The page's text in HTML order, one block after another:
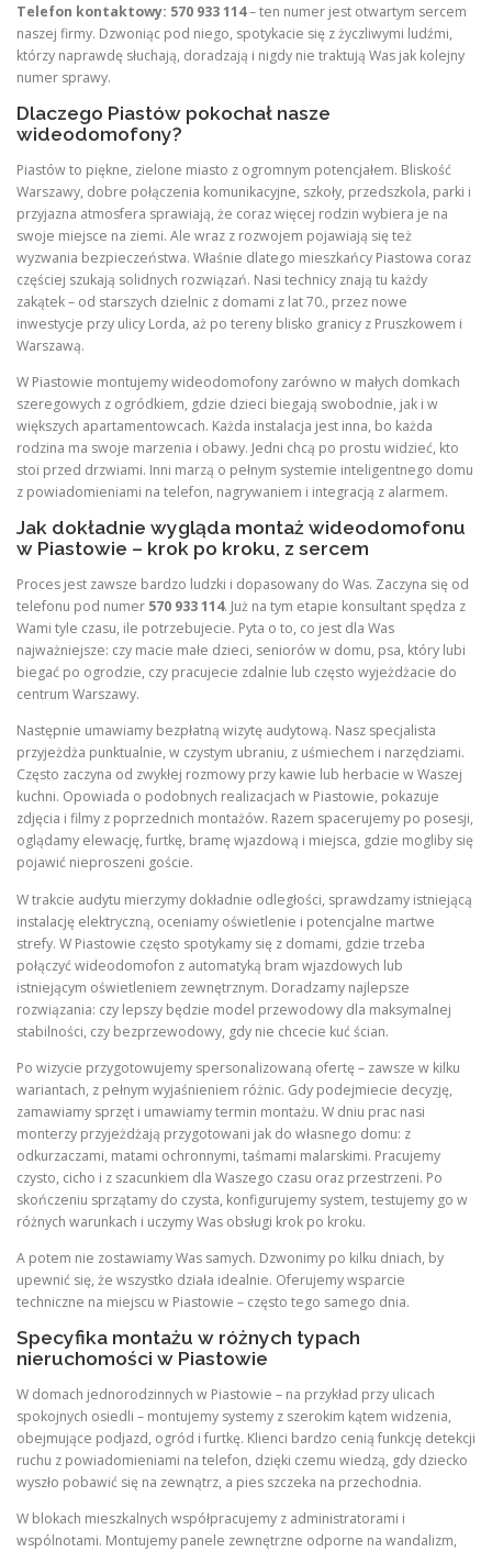
Telefon kontaktowy: 570 933 114– ten numer jest otwartym sercem
naszej firmy. Dzwoniąc pod niego, spotykacie się z życzliwymi ludźmi,
którzy naprawdę słuchają, doradzają i nigdy nie traktują Was jak kolejny
numer sprawy.
Dlaczego Piastów pokochał nasze
wideodomofony?
Piastów to piękne, zielone miasto z ogromnym potencjałem. Bliskość
Warszawy, dobre połączenia komunikacyjne, szkoły, przedszkola, parki i
przyjazna atmosfera sprawiają, że coraz więcej rodzin wybiera je na
swoje miejsce na ziemi. Ale wraz z rozwojem pojawiają się też
wyzwania bezpieczeństwa. Właśnie dlatego mieszkańcy Piastowa coraz
częściej szukają solidnych rozwiązań. Nasi technicy znają tu każdy
zakątek – od starszych dzielnic z domami z lat 70., przez nowe
inwestycje przy ulicy Lorda, aż po tereny blisko granicy z Pruszkowem i
Warszawą.
W Piastowie montujemy wideodomofony zarówno w małych domkach
szeregowych z ogródkiem, gdzie dzieci biegają swobodnie, jak i w
większych apartamentowcach. Każda instalacja jest inna, bo każda
rodzina ma swoje marzenia i obawy. Jedni chcą po prostu widzieć, kto
stoi przed drzwiami. Inni marzą o pełnym systemie inteligentnego domu
z powiadomieniami na telefon, nagrywaniem i integracją z alarmem.
Jak dokładnie wygląda montaż wideodomofonu
w Piastowie – krok po kroku, z sercem
Proces jest zawsze bardzo ludzki i dopasowany do Was. Zaczyna się od
telefonu pod numer 570 933 114. Już na tym etapie konsultant spędza z
Wami tyle czasu, ile potrzebujecie. Pyta o to, co jest dla Was
najważniejsze: czy macie małe dzieci, seniorów w domu, psa, który lubi
biegać po ogrodzie, czy pracujecie zdalnie lub często wyjeżdżacie do
centrum Warszawy.
Następnie umawiamy bezpłatną wizytę audytową. Nasz specjalista
przyjeżdża punktualnie, w czystym ubraniu, z uśmiechem i narzędziami.
Często zaczyna od zwykłej rozmowy przy kawie lub herbacie w Waszej
kuchni. Opowiada o podobnych realizacjach w Piastowie, pokazuje
zdjęcia i filmy z poprzednich montażów. Razem spacerujemy po posesji,
oglądamy elewację, furtkę, bramę wjazdową i miejsca, gdzie mogliby się
pojawić nieproszeni goście.
W trakcie audytu mierzymy dokładnie odległości, sprawdzamy istniejącą
instalację elektryczną, oceniamy oświetlenie i potencjalne martwe
strefy. W Piastowie często spotykamy się z domami, gdzie trzeba
połączyć wideodomofon z automatyką bram wjazdowych lub
istniejącym oświetleniem zewnętrznym. Doradzamy najlepsze
rozwiązania: czy lepszy będzie model przewodowy dla maksymalnej
stabilności, czy bezprzewodowy, gdy nie chcecie kuć ścian.
Po wizycie przygotowujemy spersonalizowaną ofertę – zawsze w kilku
wariantach, z pełnym wyjaśnieniem różnic. Gdy podejmiecie decyzję,
zamawiamy sprzęt i umawiamy termin montażu. W dniu prac nasi
monterzy przyjeżdżają przygotowani jak do własnego domu: z
odkurzaczami, matami ochronnymi, taśmami malarskimi. Pracujemy
czysto, cicho i z szacunkiem dla Waszego czasu oraz przestrzeni. Po
skończeniu sprzątamy do czysta, konfigurujemy system, testujemy go w
różnych warunkach i uczymy Was obsługi krok po kroku.
A potem nie zostawiamy Was samych. Dzwonimy po kilku dniach, by
upewnić się, że wszystko działa idealnie. Oferujemy wsparcie
techniczne na miejscu w Piastowie – często tego samego dnia.
Specyfika montażu w różnych typach
nieruchomości w Piastowie
W domach jednorodzinnych w Piastowie – na przykład przy ulicach
spokojnych osiedli – montujemy systemy z szerokim kątem widzenia,
obejmujące podjazd, ogród i furtkę. Klienci bardzo cenią funkcję detekcji
ruchu z powiadomieniami na telefon, dzięki czemu wiedzą, gdy dziecko
wyszło pobawić się na zewnątrz, a pies szczeka na przechodnia.
W blokach mieszkalnych współpracujemy z administratorami i
wspólnotami. Montujemy panele zewnętrzne odporne na wandalizm,